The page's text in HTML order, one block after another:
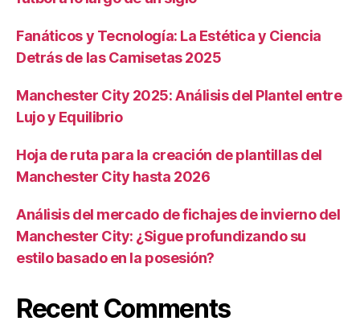
Fanáticos y Tecnología: La Estética y Ciencia
Detrás de las Camisetas 2025
Manchester City 2025: Análisis del Plantel entre
Lujo y Equilibrio
Hoja de ruta para la creación de plantillas del
Manchester City hasta 2026
Análisis del mercado de fichajes de invierno del
Manchester City: ¿Sigue profundizando su
estilo basado en la posesión?
Recent Comments